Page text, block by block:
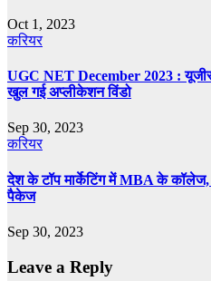
Oct 1, 2023
करियर
UGC NET December 2023 :
खुल गई अप्लीकेशन विंडो
Sep 30, 2023
करियर
देश के टॉप मार्केटिंग में MBA के
पैकेज
Sep 30, 2023
Leave a Reply